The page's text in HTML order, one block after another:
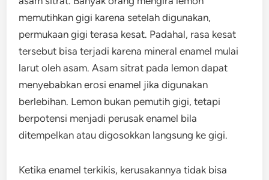
memutihkan gigi karena setelah digunakan,
permukaan gigi terasa kesat. Padahal, rasa kesat
tersebut bisa terjadi karena mineral enamel mulai
larut oleh asam. Asam sitrat pada lemon dapat
menyebabkan erosi enamel jika digunakan
berlebihan. Lemon bukan pemutih gigi, tetapi
berpotensi menjadi perusak enamel bila
ditempelkan atau digosokkan langsung ke gigi.
Ketika enamel terkikis, kerusakannya tidak bisa